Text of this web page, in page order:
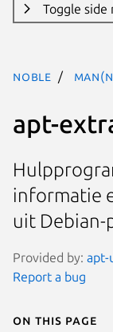
Toggle side
noble
apt-
informatie
uit
Provided by: apt-
Report a bug
On this page